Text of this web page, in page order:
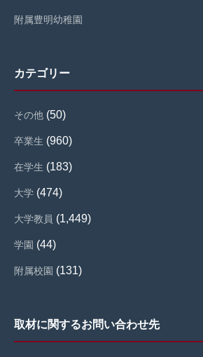
附属豊明幼稚園
カテゴリー
その他 (50)
卒業生 (960)
在学生 (183)
大学 (474)
大学教員 (1,449)
学園 (44)
附属校園 (131)
取材に関するお問い合わせ先